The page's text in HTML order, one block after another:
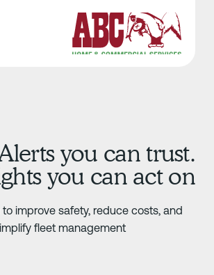
Alerts you can
you can act
to improve safety, reduce costs, and
simplify fleet management.